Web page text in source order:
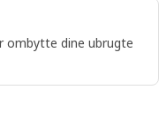
ombytte dine ubrugte